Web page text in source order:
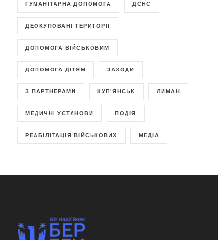
ГУМАНІТАРНА ДОПОМОГА ДСНС
ДЕОКУПОВАНІ ТЕРИТОРІЇ
ДОПОМОГА ВІЙСЬКОВИМ
ДОПОМОГА ДІТЯМ ЗАХОДИ
З ПАРТНЕРАМИ КУП'ЯНСЬК ЛИМАН
МЕДИЧНІ УСТАНОВИ ПОДІЯ
РЕАБІЛІТАЦІЯ ВІЙСЬКОВИХ МЕДІА